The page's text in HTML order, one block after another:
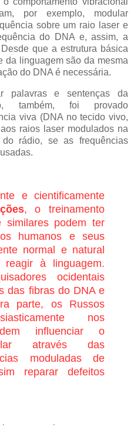
por exemplo, modular
sobre um raio laser e
do DNA e, assim, a
que a estrutura básica
da linguagem são da mesma
do DNA é necessária.
palavras e sentenças da
também, foi provado
viva (DNA no tecido vivo,
raios laser modulados na
rádio, se as frequências
e cientificamente
, o treinamento
similares podem ter
humanos e seus
normal e natural
à linguagem.
ocidentais
das fibras do DNA e
parte, os Russos
nos
influenciar o
através das
moduladas de
reparar defeitos